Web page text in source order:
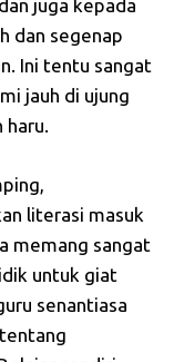
juga kepada
dan segenap
Ini tentu sangat
jauh di ujung
literasi masuk
memang sangat
untuk giat
senantiasa